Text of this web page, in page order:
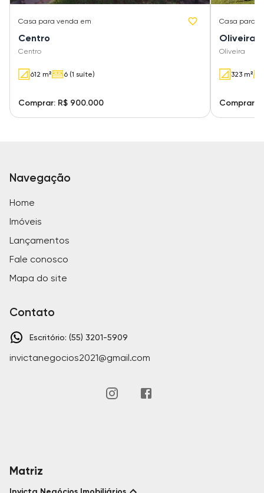
Casa para venda em
Centro
Centro
612 m² 6 (1 suíte)
Comprar: R$ 900.000
Casa para
Oliveira
Oliveira
323 m²
Comprar:
Navegação
Home
Imóveis
Lançamentos
Fale conosco
Mapa do site
Contato
Escritório: (55) 3201-5909
invictanegocios2021@gmail.com
Matriz